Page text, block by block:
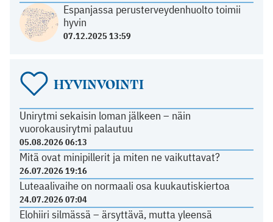
Espanjassa perusterveydenhuolto toimii
hyvin
07.12.2025 13:59
HYVINVOINTI
Unirytmi sekaisin loman jälkeen – näin
vuorokausirytmi palautuu
05.08.2026 06:13
Mitä ovat minipillerit ja miten ne vaikuttavat?
26.07.2026 19:16
Luteaalivaihe on normaali osa kuukautiskiertoa
24.07.2026 07:04
Elohiiri silmässä – ärsyttävä, mutta yleensä